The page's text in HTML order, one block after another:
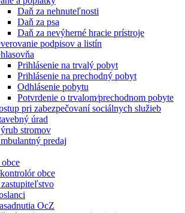
Daň za nehnuteľnosti
Daň za psa
Daň za nevýherné hracie prístroje
podpisov a listín
Prihlásenie na trvalý pobyt
Prihlásenie na prechodný pobyt
Odhlásenie pobytu
Potvrdenie o trvalom⁄prechodnom pobyte
pri zabezpečovaní sociálnych služieb
úrad
stromov
predaj
obce
obce
OcZ